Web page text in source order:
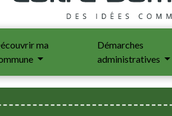
ma
Démarches
administratives